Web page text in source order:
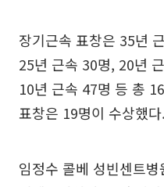
장기근속 표창은 35년
25년 근속 30명, 20년
10년 근속 47명 등 총
표창은 19명이 수상했다.
임정수 콜베 성빈센트